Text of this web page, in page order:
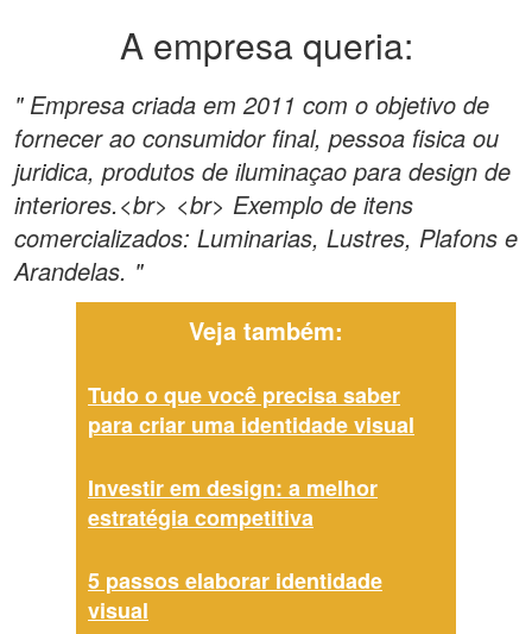
A empresa queria:
" Empresa criada em 2011 com o objetivo de
fornecer ao consumidor final, pessoa fisica ou
juridica, produtos de iluminaçao para design de
interiores.<br> <br> Exemplo de itens
comercializados: Luminarias, Lustres, Plafons e
Arandelas. "
Veja também:
Tudo o que você precisa saber
para criar uma identidade visual
Investir em design: a melhor
estratégia competitiva
5 passos elaborar identidade
visual